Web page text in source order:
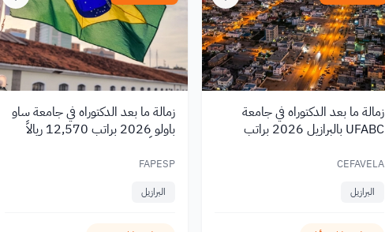
زمالة ما بعد الدكتوراه في جامعة
UFABC بالبرازيل 2026 براتب
CEFAVELA
البرازيل
زمالة ما بعد الدكتوراه في جامعة ساو
باولو 2026 براتب 12,570 ريالاً
FAPESP
البرازيل